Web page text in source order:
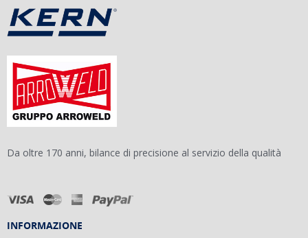
Da oltre 170 anni, bilance di precisione al servizio della qualità
INFORMAZIONE